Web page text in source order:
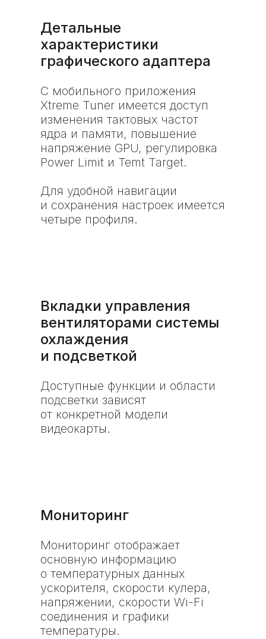
Детальные
характеристики
графического адаптера
С мобильного приложения
Xtreme Tuner имеется доступ
изменения тактовых частот
ядра и памяти, повышение
напряжение GPU, регулировка
Power Limit и Temt Target.
Для удобной навигации
и сохранения настроек имеется
четыре профиля.
Вкладки управления
вентиляторами системы
охлаждения
и подсветкой
Доступные функции и области
подсветки зависят
от конкретной модели
видеокарты.
Мониторинг
Мониторинг отображает
основную информацию
о температурных данных
ускорителя, скорости кулера,
напряжении, скорости Wi-Fi
соединения и графики
температуры.